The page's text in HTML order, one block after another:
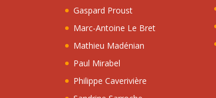
Gaspard Proust
Marc-Antoine Le Bret
Mathieu Madénian
Paul Mirabel
Philippe Caverivière